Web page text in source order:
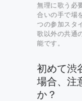
無理に歌う必
合いの手で場
つの参加スタ
歌以外の共通
能です。
初めて渋
場合、注
か？